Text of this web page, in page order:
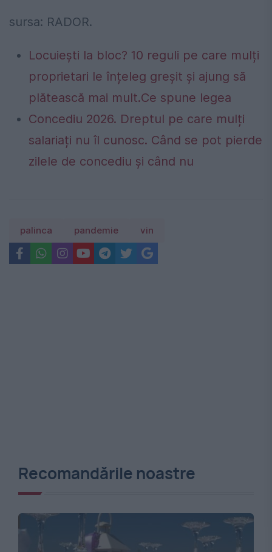
sursa: RADOR.
Locuiești la bloc? 10 reguli pe care mulți
proprietari le înțeleg greșit și ajung să
plătească mai mult.Ce spune legea
Concediu 2026. Dreptul pe care mulți
salariați nu îl cunosc. Când se pot pierde
zilele de concediu și când nu
palinca pandemie vin
Recomandările noastre